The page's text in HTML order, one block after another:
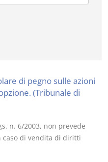
di pegno sulle azioni
(Tribunale di
n. 6/2003, non prevede
caso di vendita di diritti
Abitazione